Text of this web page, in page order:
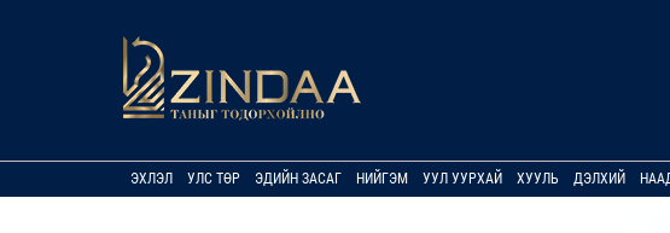
ЭХЛЭЛ УЛС ТӨР ЭДИЙН ЗАСАГ НИЙГЭМ УУЛ УУРХАЙ ХУУЛЬ ДЭЛХИЙ